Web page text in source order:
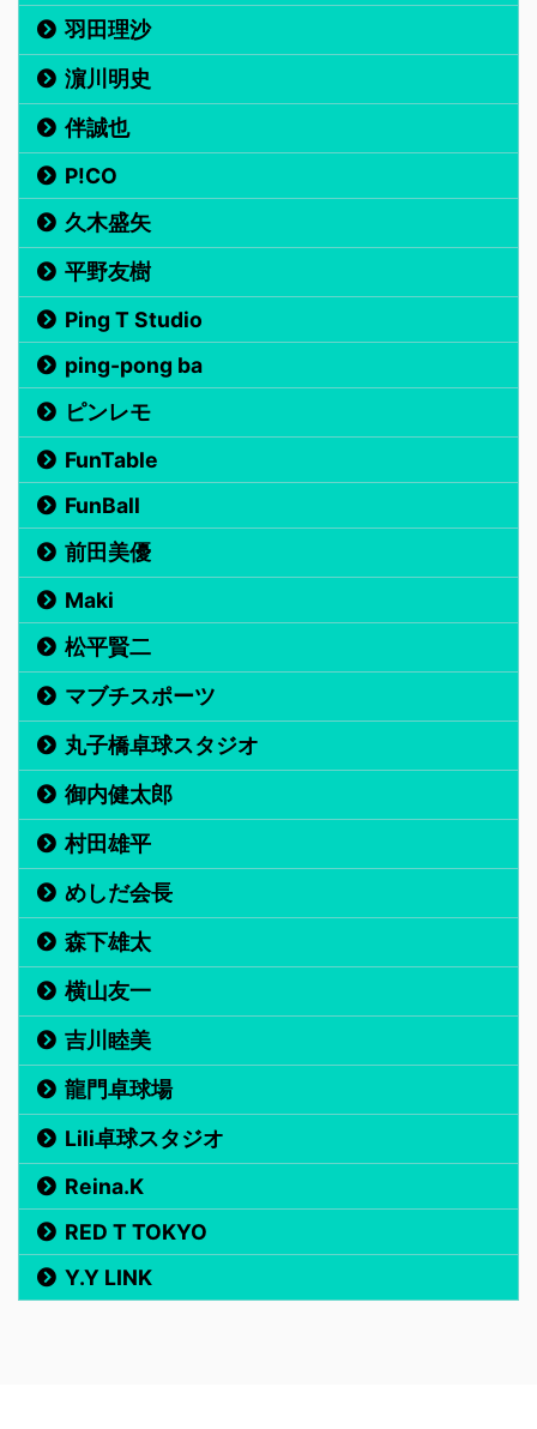
羽田理沙
濵川明史
伴誠也
P!CO
久木盛矢
平野友樹
Ping T Studio
ping-pong ba
ピンレモ
FunTable
FunBall
前田美優
Maki
松平賢二
マブチスポーツ
丸子橋卓球スタジオ
御内健太郎
村田雄平
めしだ会長
森下雄太
横山友一
吉川睦美
龍門卓球場
Lili卓球スタジオ
Reina.K
RED T TOKYO
Y.Y LINK